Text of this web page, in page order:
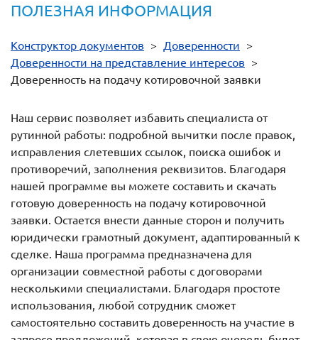
ПОЛЕЗНАЯ ИНФОРМАЦИЯ
Конструктор документов > Доверенности >
Доверенности на представление интересов >
Доверенность на подачу котировочной заявки
Наш сервис позволяет избавить специалиста от
рутинной работы: подробной вычитки после правок,
исправления слетевших ссылок, поиска ошибок и
противоречий, заполнения реквизитов. Благодаря
нашей программе вы можете составить и скачать
готовую доверенность на подачу котировочной
заявки. Остается внести данные сторон и получить
юридически грамотный документ, адаптированный к
сделке. Наша программа предназначена для
организации совместной работы с договорами
несколькими специалистами. Благодаря простоте
использования, любой сотрудник сможет
самостоятельно составить доверенность на участие в